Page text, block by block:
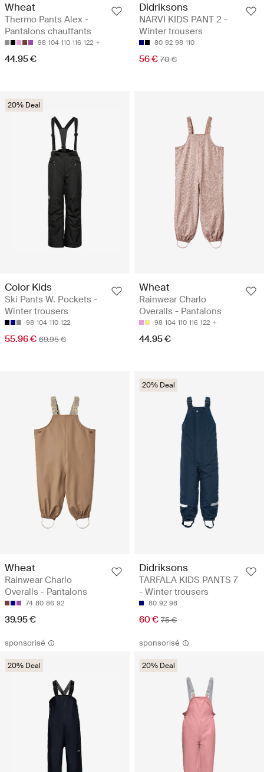
Wheat
Thermo Pants Alex -
Pantalons chauffants
98 104 110 116 122
44.95 €
Didriksons
NARVI KIDS PANT 2 -
Winter trousers
80 92 98 110
56 € 70 €
20% Deal
Color Kids
Ski Pants W. Pockets -
Winter trousers
98 104 110 122
55.96 € 69.95 €
Wheat
Rainwear Charlo
Overalls - Pantalons
98 104 110 116 122
44.95 €
Wheat
Rainwear Charlo
Overalls - Pantalons
74 80 86 92
39.95 €
20% Deal
Didriksons
TARFALA KIDS PANTS 7
- Winter trousers
80 92 98
60 € 75 €
sponsorisé
20% Deal
sponsorisé
20% Deal